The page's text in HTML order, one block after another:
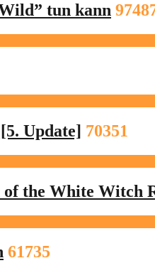
tun kann
Update] 70351
the White Witch
61735